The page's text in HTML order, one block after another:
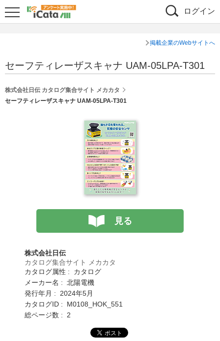
ログイン
掲載企業のWebサイトへ
セーフティレーザスキャナ UAM-05LPA-T301
株式会社日伝 カタログ集合サイト メカカタ
セーフティレーザスキャナ UAM-05LPA-T301
見る
株式会社日伝
カタログ集合サイト メカカタ
カタログ属性 : カタログ
メーカー名 : 北陽電機
発行年月 : 2024年5月
カタログID : M0108_HOK_551
総ページ数 : 2